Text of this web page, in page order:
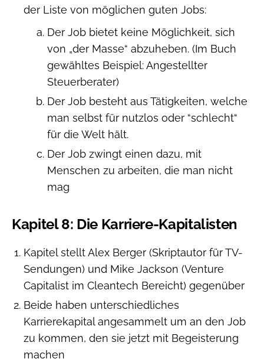
der Liste von möglichen guten Jobs:
Der Job bietet keine Möglichkeit, sich
von „der Masse“ abzuheben. (Im Buch
gewähltes Beispiel: Angestellter
Steuerberater)
Der Job besteht aus Tätigkeiten, welche
man selbst für nutzlos oder “schlecht“
für die Welt hält.
Der Job zwingt einen dazu, mit
Menschen zu arbeiten, die man nicht
mag
Kapitel 8: Die Karriere-Kapitalisten
Kapitel stellt Alex Berger (Skriptautor für TV-
Sendungen) und Mike Jackson (Venture
Capitalist im Cleantech Bereicht) gegenüber
Beide haben unterschiedliches
Karrierekapital angesammelt um an den Job
zu kommen, den sie jetzt mit Begeisterung
machen